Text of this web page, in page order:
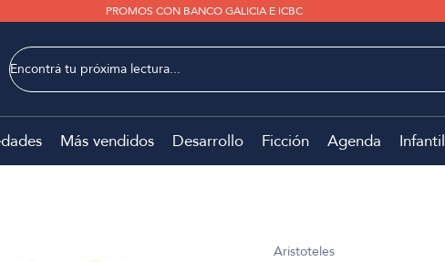
PROMOS CON BANCO GALICIA E ICBC
Más vendidos Desarrollo Ficción Agenda Infantil
Aristoteles